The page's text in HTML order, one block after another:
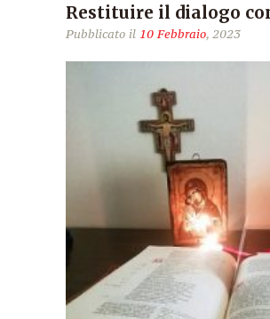
Restituire il dialogo
Pubblicato il 10 Febbraio, 2023